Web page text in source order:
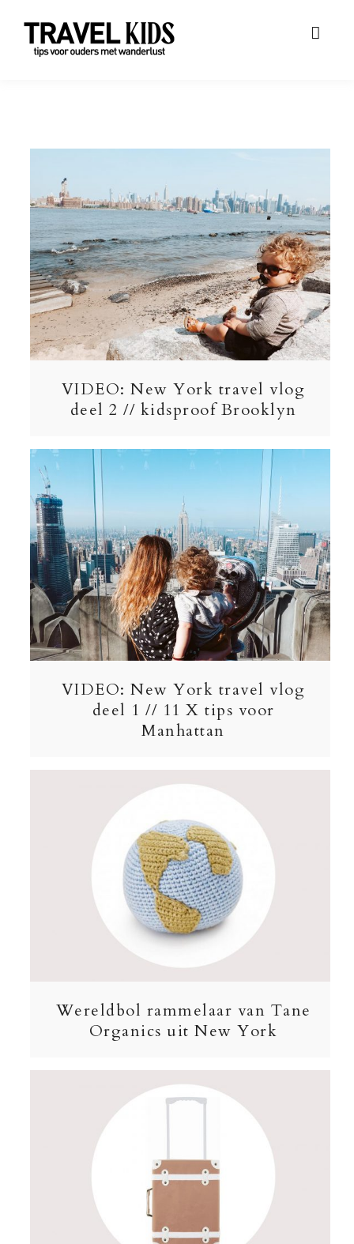
VIDEO: New York travel vlog
deel 2 // kidsproof Brooklyn
VIDEO: New York travel vlog
deel 1 // 11 X tips voor
Manhattan
Wereldbol rammelaar van Tane
Organics uit New York